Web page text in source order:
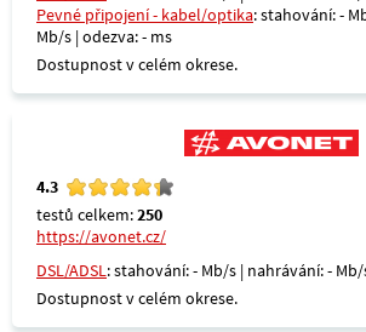
Pevné připojení - kabel/optika: stahování: -
Mb/s | odezva: - ms
Dostupnost v celém okrese.
4.3
testů celkem:250
https://avonet.cz/
DSL/ADSL: stahování: - Mb/s | nahrávání: -
Dostupnost v celém okrese.